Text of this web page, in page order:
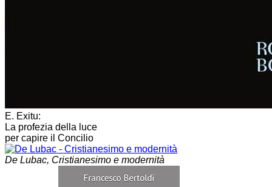
E. Exitu:
La profezia della luce
per capire il Concilio
De Lubac, Cristianesimo e modernità